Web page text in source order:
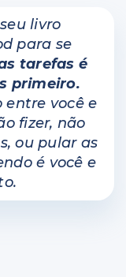
livro
para se
tarefas é
primeiro.
entre você e
fizer, não
ou pular as
é você e